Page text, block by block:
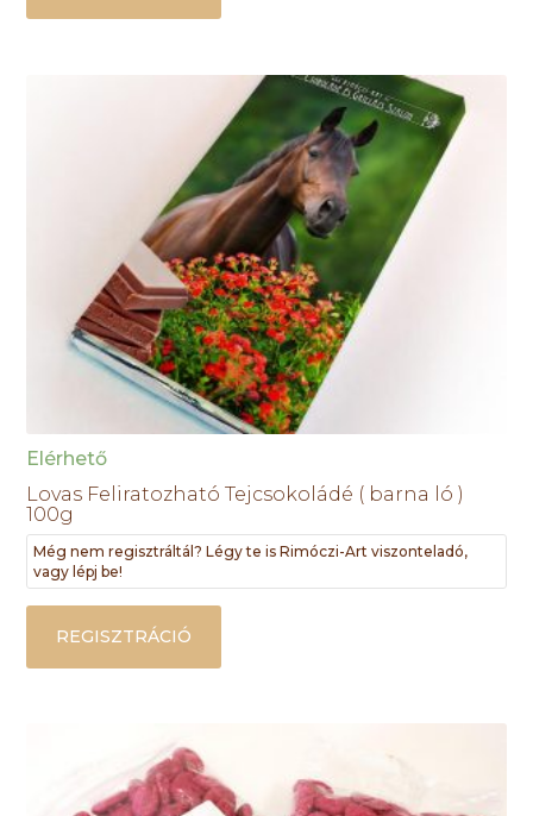
Elérhető
Lovas Feliratozható Tejcsokoládé ( barna ló )
100g
Még nem regisztráltál? Légy te is Rimóczi-Art viszonteladó,
vagy lépj be!
REGISZTRÁCIÓ